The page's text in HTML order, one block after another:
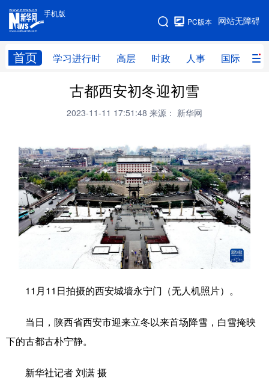
手机版
网站无障碍
PC版本
首页 学习进行时 高层 时政 人事 国际 财
手机版
网站地图
高层 时政
财经 网评
科技 科创 量子 体育
文化 书画 健康 军事
访谈 视频 图片 政务
中央文件 金融 汽车
人居 信息化 数字经济
学术中国 乡村振兴 银龄 溯源中国
城市 旅游 能源 会展
彩票
公益 一带一路
古都西安初冬迎初雪
2023-11-11 17:51:48 来源： 新华网
11月11日拍摄的西安城墙永宁门（无人机照片）。
当日，陕西省西安市迎来立冬以来首场降雪，白雪掩映
下的古都古朴宁静。
新华社记者 刘潇 摄